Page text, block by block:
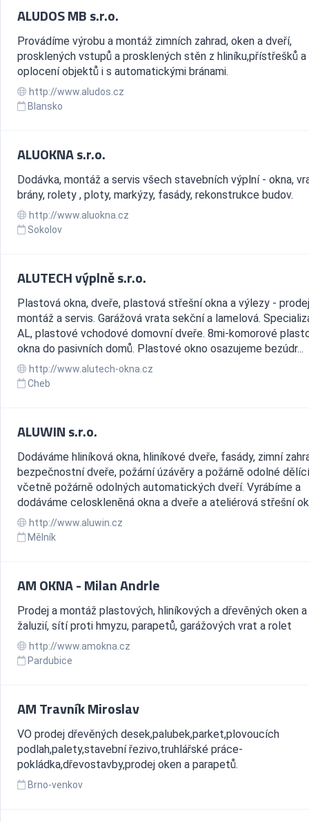
ALUDOS MB s.r.o.
Provádíme výrobu a montáž zimních zahrad, oken a dveří,
prosklených vstupů a prosklených stěn z hliníku,přístřešků a
oplocení objektů i s automatickými bránami.
http://www.aludos.cz
Blansko
ALUOKNA s.r.o.
Dodávka, montáž a servis všech stavebních výplní - okna,
brány, rolety , ploty, markýzy, fasády, rekonstrukce budov.
http://www.aluokna.cz
Sokolov
ALUTECH výplně s.r.o.
Plastová okna, dveře, plastová střešní okna a výlezy -
montáž a servis. Garážová vrata sekční a lamelová.
AL, plastové vchodové domovní dveře. 8mi-komorové
okna do pasivních domů. Plastové okno osazujeme bezúdr...
http://www.alutech-okna.cz
Cheb
ALUWIN s.r.o.
Dodáváme hliníková okna, hliníkové dveře, fasády, zimní
bezpečnostní dveře, požární úzávěry a požárně odolné
včetně požárně odolných automatických dveří. Vyrábíme a
dodáváme celoskleněná okna a dveře a ateliérová střešní
http://www.aluwin.cz
Mělník
AM OKNA - Milan Andrle
Prodej a montáž plastových, hliníkových a dřevěných oken
žaluzií, sítí proti hmyzu, parapetů, garážových vrat a rolet
http://www.amokna.cz
Pardubice
AM Travník Miroslav
VO prodej dřevěných desek,palubek,parket,plovoucích
podlah,palety,stavební řezivo,truhlářské práce-
pokládka,dřevostavby,prodej oken a parapetů.
Brno-venkov